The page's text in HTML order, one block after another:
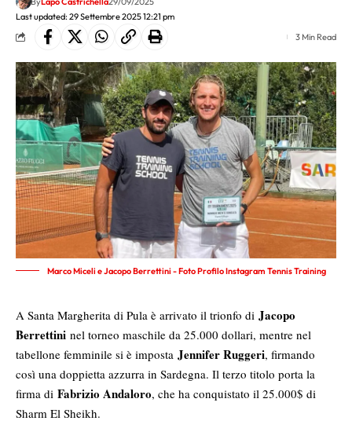
Last updated: 29 Settembre 2025 12:21 pm
3 Min Read
Marco Miceli e Jacopo Berrettini - Foto Profilo Instagram Tennis Training
A Santa Margherita di Pula è arrivato il trionfo di Jacopo
Berrettini nel torneo maschile da 25.000 dollari, mentre nel
tabellone femminile si è imposta Jennifer Ruggeri, firmando
così una doppietta azzurra in Sardegna. Il terzo titolo porta la
firma di Fabrizio Andaloro, che ha conquistato il 25.000$ di
Sharm El Sheikh.